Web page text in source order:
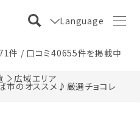
Language
件 / 口コミ40655件を掲載中
広域エリア
市のオススメ♪厳選チョコレ